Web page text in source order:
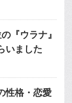
『ウラナ』
いました
性格・恋愛